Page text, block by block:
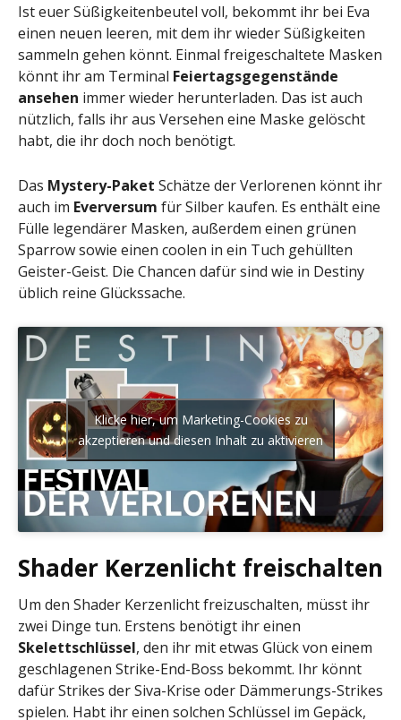
Ist euer Süßigkeitenbeutel voll, bekommt ihr bei Eva
einen neuen leeren, mit dem ihr wieder Süßigkeiten
sammeln gehen könnt. Einmal freigeschaltete Masken
könnt ihr am Terminal Feiertagsgegenstände
ansehen immer wieder herunterladen. Das ist auch
nützlich, falls ihr aus Versehen eine Maske gelöscht
habt, die ihr doch noch benötigt.
Das Mystery-Paket Schätze der Verlorenen könnt ihr
auch im Everversum für Silber kaufen. Es enthält eine
Fülle legendärer Masken, außerdem einen grünen
Sparrow sowie einen coolen in ein Tuch gehüllten
Geister-Geist. Die Chancen dafür sind wie in Destiny
üblich reine Glückssache.
Klicke hier, um Marketing-Cookies zu
akzeptieren und diesen Inhalt zu aktivieren
Shader Kerzenlicht freischalten
Um den Shader Kerzenlicht freizuschalten, müsst ihr
zwei Dinge tun. Erstens benötigt ihr einen
Skelettschlüssel, den ihr mit etwas Glück von einem
geschlagenen Strike-End-Boss bekommt. Ihr könnt
dafür Strikes der Siva-Krise oder Dämmerungs-Strikes
spielen. Habt ihr einen solchen Schlüssel im Gepäck,